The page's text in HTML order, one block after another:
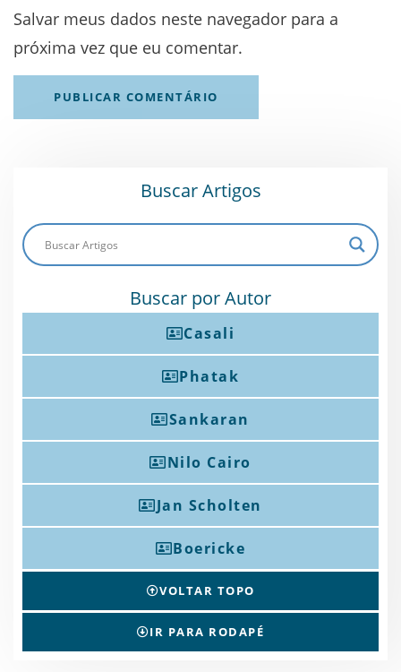
Salvar meus dados neste navegador para a
próxima vez que eu comentar.
Buscar Artigos
Buscar por Autor
Casali
Phatak
Sankaran
Nilo Cairo
Jan Scholten
Boericke
VOLTAR TOPO
IR PARA RODAPÉ